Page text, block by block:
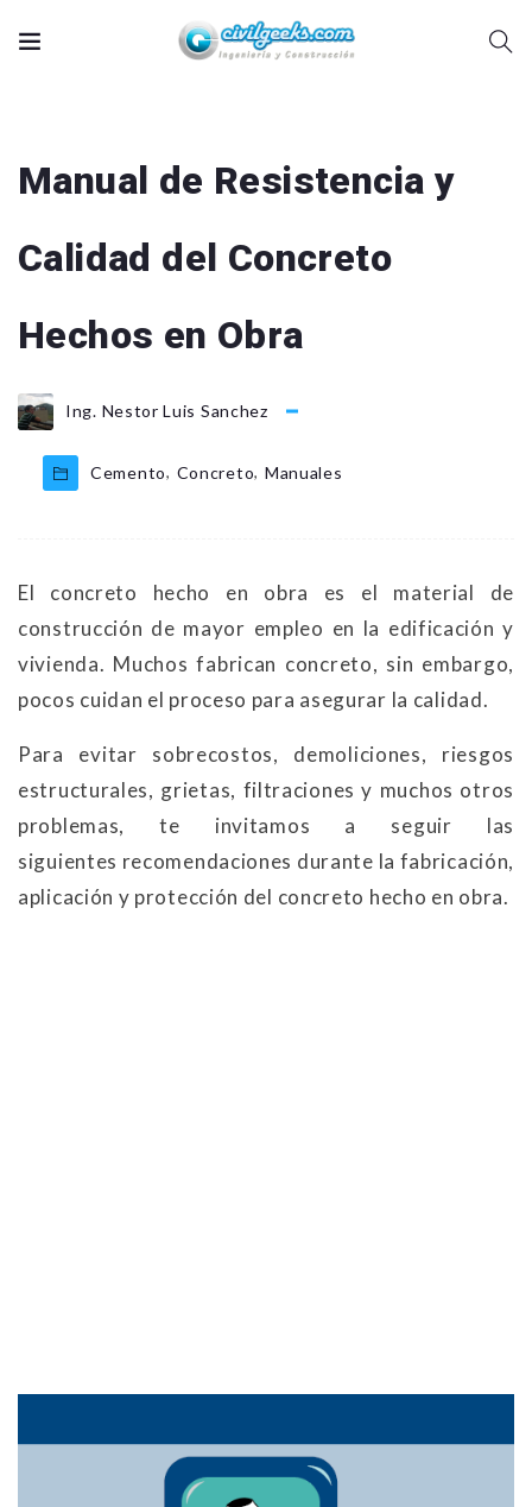
Manual de Resistencia y
Calidad del Concreto
Hechos en Obra
Ing. Nestor Luis Sanchez
Cemento, Concreto, Manuales
El concreto hecho en obra es el material de
construcción de mayor empleo en la edificación y
vivienda. Muchos fabrican concreto, sin embargo,
pocos cuidan el proceso para asegurar la calidad.
Para evitar sobrecostos, demoliciones, riesgos
estructurales, grietas, filtraciones y muchos otros
problemas, te invitamos a seguir las
siguientes recomendaciones durante la fabricación,
aplicación y protección del concreto hecho en obra.